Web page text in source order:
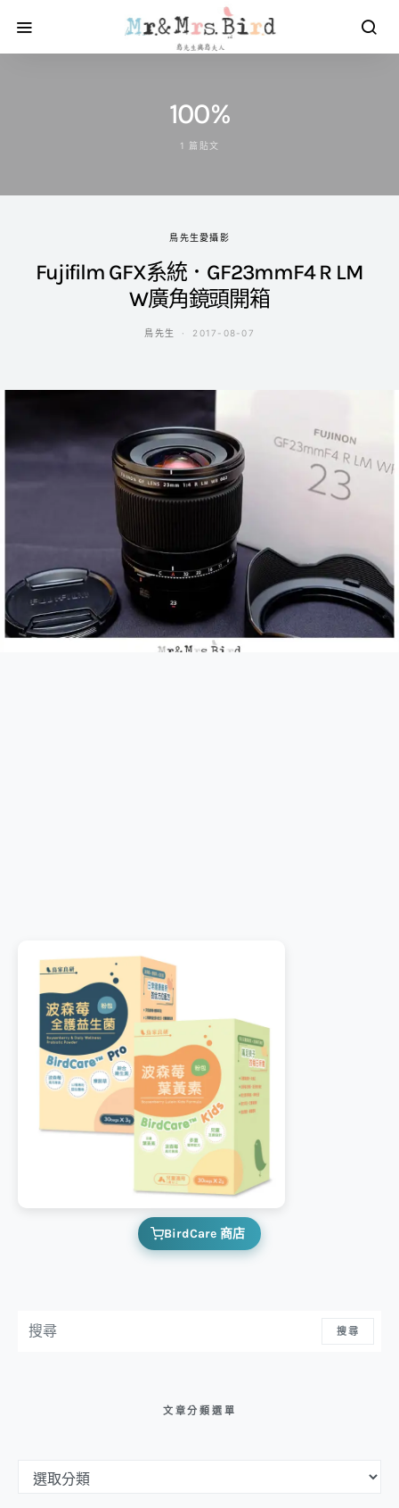
100%
1 篇貼文
鳥先生愛攝影
Fujifilm GFX系統．GF23mmF4 R LM
W廣角鏡頭開箱
鳥先生 2017-08-07
BirdCare 商店
搜尋
文章分類選單